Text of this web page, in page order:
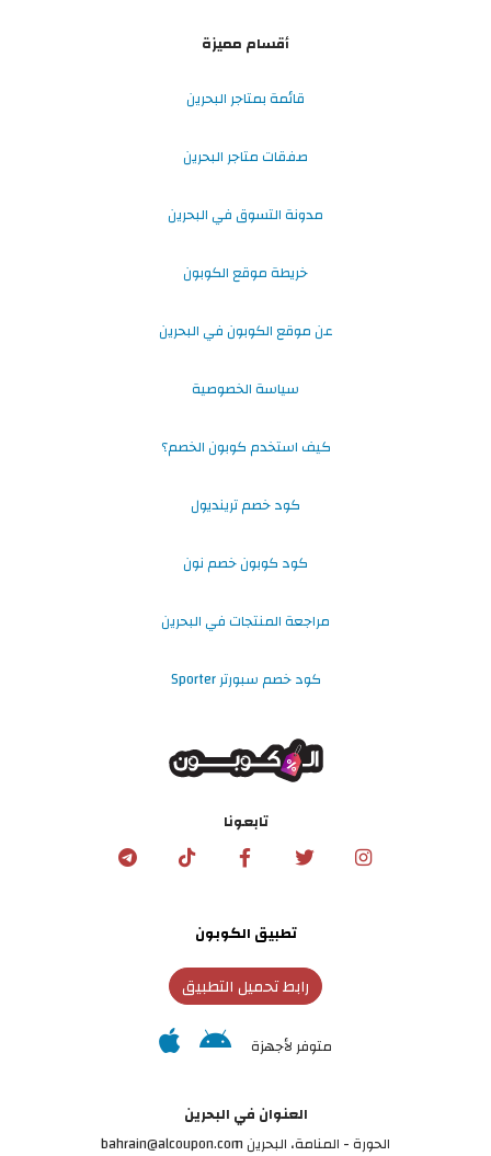
أقسام مميزة
قائمة بمتاجر البحرين
صفقات متاجر البحرين
مدونة التسوق في البحرين
خريطة موقع الكوبون
عن موقع الكوبون في البحرين
سياسة الخصوصية
كيف استخدم كوبون الخصم؟
كود خصم ترينديول
كود كوبون خصم نون
مراجعة المنتجات في البحرين
كود خصم سبورتر Sporter
تابعونا
تطبيق الكوبون
رابط تحميل التطبيق
متوفر لأجهزة
العنوان في البحرين
الحورة - المنامة‎، البحرين bahrain@alcoupon.com